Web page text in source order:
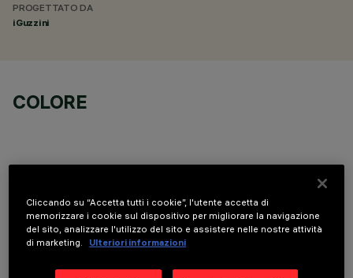
PROGETTATO DA
iGuzzini
COLORE
COMPONENTI OPZIONALI
Cliccando su “Accetta tutti i cookie”, l'utente accetta di
memorizzare i cookie sul dispositivo per migliorare la navigazione
del sito, analizzare l'utilizzo del sito e assistere nelle nostre attività
di marketing.
Ulteriori informazioni